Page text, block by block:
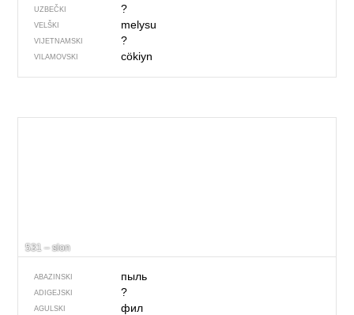
UZBEČKI ?
VELŠKI melysu
VIJETNAMSKI ?
VILAMOVSKI cökiyn
531 – slon
ABAZINSKI пыль
ADIGEJSKI ?
AGULSKI фил